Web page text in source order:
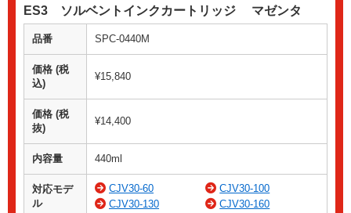
ES3 ソルベントインクカートリッジ マゼンタ
品番 SPC-0440M
価格 (税
込)
¥15,840
価格 (税
抜)
¥14,400
内容量 440ml
対応モデ
ル
CJV30-60
CJV30-100
CJV30-130
CJV30-160